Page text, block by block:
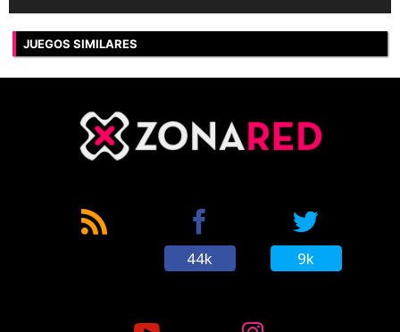
JUEGOS SIMILARES
44k 9k